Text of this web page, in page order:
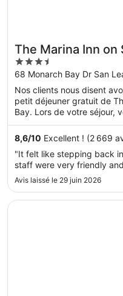
The Marina Inn on
Francisco Bay
3.5
out
of
5
68 Monarch Bay Dr San
Nos clients nous disent
petit déjeuner gratuit de
Bay. Lors de votre séjour,
minutes de marche de
hébergement, vous
comme l'accès Wi-Fi à
gratuite vers et depuis
extérieure.
8,6/10 Excellent ! (2 669
"It felt like stepping back
staff were very friendly
Avis laissé le 29 juin 2026
S’ouvre dans une
DoubleTree by Hilton